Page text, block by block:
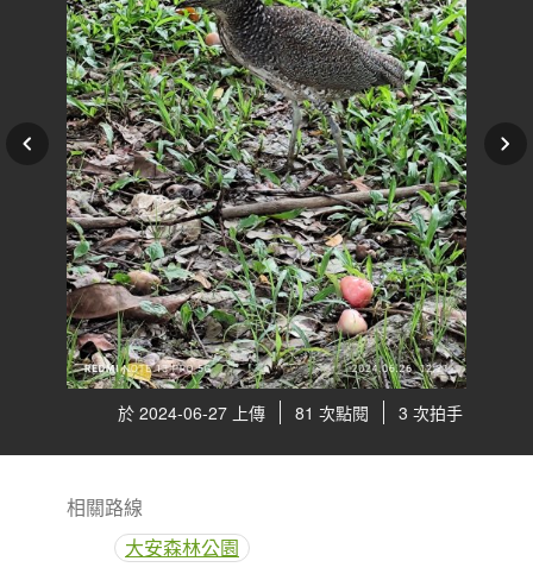
於 2024-06-27 上傳 81 次點閱 3 次拍手
相關路線
大安森林公園